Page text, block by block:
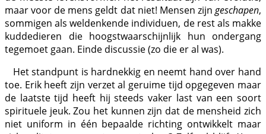
maar voor de mens geldt dat niet! Mensen zijn geschapen,
sommigen als weldenkende individuen, de rest als makke
kuddedieren die hoogstwaarschijnlijk hun ondergang
tegemoet gaan. Einde discussie (zo die er al was).
Het standpunt is hardnekkig en neemt hand over hand
toe. Erik heeft zijn verzet al geruime tijd opgegeven maar
de laatste tijd heeft hij steeds vaker last van een soort
spirituele jeuk. Zou het kunnen zijn dat de mensheid zich
niet uniform in één bepaalde richting ontwikkelt maar